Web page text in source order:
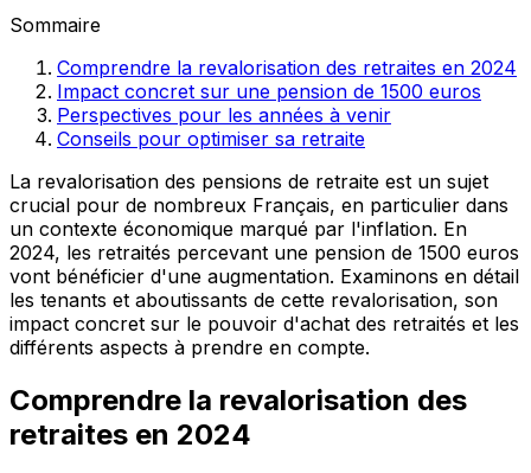
Sommaire
Comprendre la revalorisation des retraites en 2024
Impact concret sur une pension de 1500 euros
Perspectives pour les années à venir
Conseils pour optimiser sa retraite
La revalorisation des pensions de retraite est un sujet
crucial pour de nombreux Français, en particulier dans
un contexte économique marqué par l'inflation. En
2024, les retraités percevant une pension de 1500 euros
vont bénéficier d'une augmentation. Examinons en détail
les tenants et aboutissants de cette revalorisation, son
impact concret sur le pouvoir d'achat des retraités et les
différents aspects à prendre en compte.
Comprendre la revalorisation des
retraites en 2024